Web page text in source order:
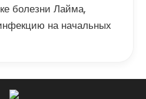
болезни Лайма,
на начальных